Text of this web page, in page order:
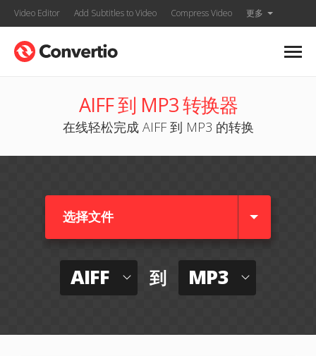
Video Editor Add Subtitles to Video Compress Video 更多
AIFF 到 MP3 转换器
在线轻松完成 AIFF 到 MP3 的转换
选择文件
AIFF 到 MP3